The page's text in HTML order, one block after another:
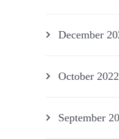
December
October 2022
September